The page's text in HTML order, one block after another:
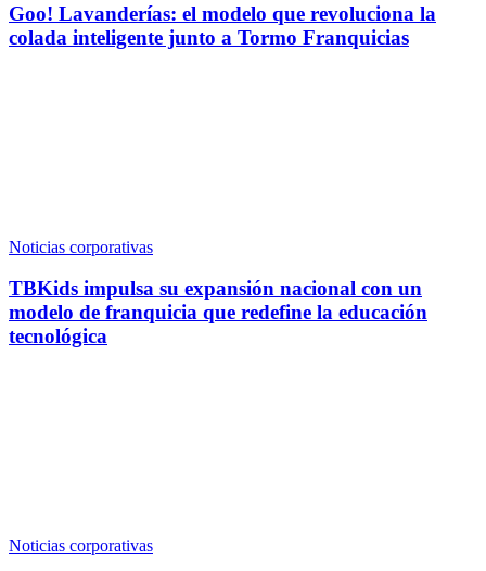
Goo! Lavanderías: el modelo que revoluciona la
colada inteligente junto a Tormo Franquicias
Noticias corporativas
TBKids impulsa su expansión nacional con un
modelo de franquicia que redefine la educación
tecnológica
Noticias corporativas